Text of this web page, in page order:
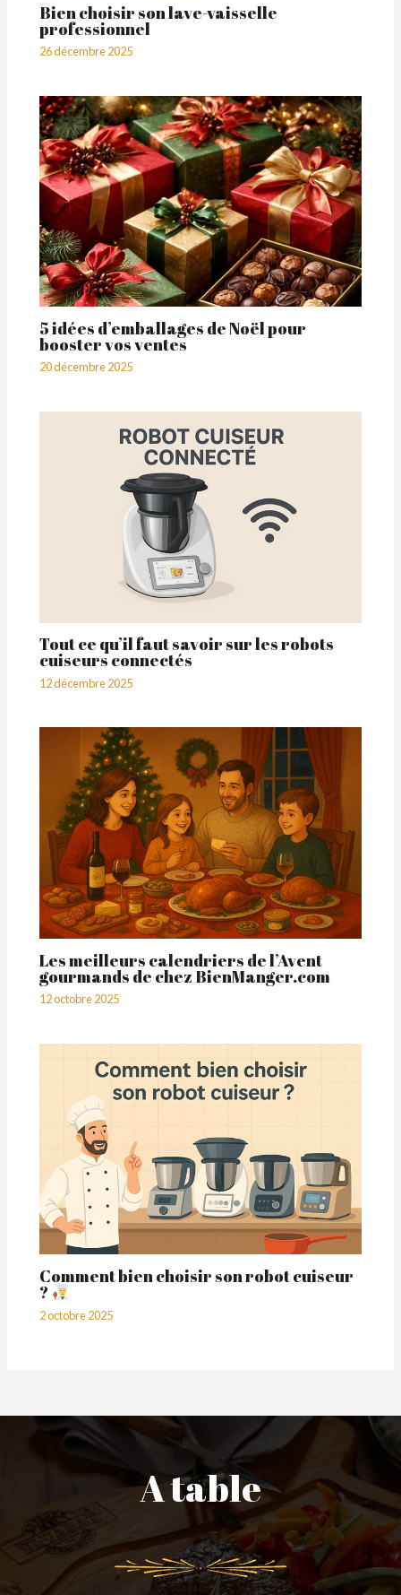
Bien choisir son lave-vaisselle
professionnel
26 décembre 2025
5 idées d’emballages de Noël pour
booster vos ventes
20 décembre 2025
Tout ce qu’il faut savoir sur les robots
cuiseurs connectés
12 décembre 2025
Les meilleurs calendriers de l’Avent
gourmands de chez BienManger.com
12 octobre 2025
Comment bien choisir son robot cuiseur
?
2 octobre 2025
A table